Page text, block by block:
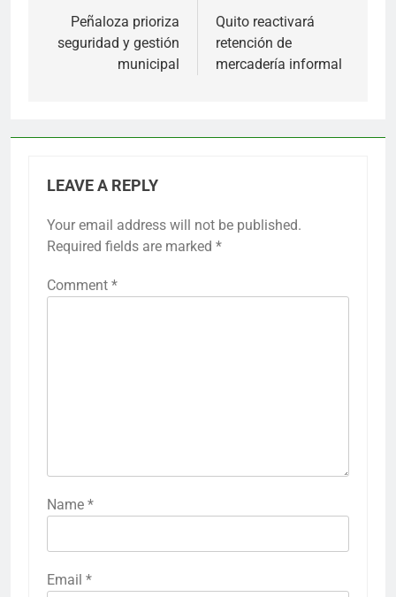
navigation
Peñaloza prioriza
seguridad y gestión
municipal
Quito reactivará
retención de
mercadería informal
LEAVE A REPLY
Your email address will not be published.
Required fields are marked *
Comment *
Name *
Email *